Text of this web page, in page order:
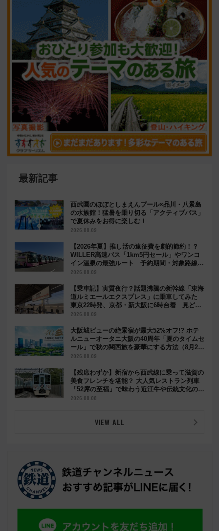
最新記事
西武園のほぼとしまえんプール×品川・八景島
の水族館！猛暑を乗り切る「アクティブパス」
で夏休みをお得に楽しむ！
2026.08.09
【2026年夏】推し活の遠征費を劇的節約！？
WILLER高速バス「1km5円セール」やワンコ
イン温泉の最強ルート 予約期間・対象路線ま
とめ
2026.08.09
【乗車記】実質夜行？話題沸騰の新幹線「東海
道ルミエールエクスプレス」に乗車してみた
東京22時発、京都・新大阪に6時台着 見どこ
ろは岐阜羽島の素晴らし過ぎる朝
2026.08.09
大阪城ビューの絶景宿が最大52%オフ!? ホテ
ルニューオータニ大阪の40周年「夏のタイムセ
ール」で秋の関西旅を豪華にする方法（8月20
日まで！）
2026.08.09
【残席わずか】新宿から西武線に乗って滋賀の
美食フレンチを堪能？ 大人気レストラン列車
「52席の至福」で味わう近江牛や伝統文化の特
別コラボ
2026.08.08
VIEW ALL